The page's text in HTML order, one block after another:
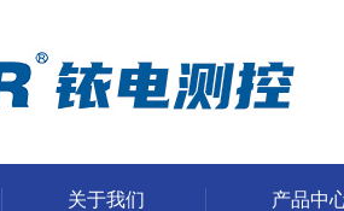
关于我们 产品中